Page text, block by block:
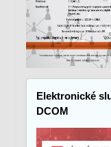
Elektronické
DCOM